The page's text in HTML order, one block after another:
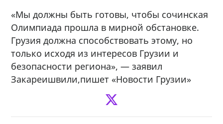
«Мы должны быть готовы, чтобы сочинская
Олимпиада прошла в мирной обстановке.
Грузия должна способствовать этому, но
только исходя из интересов Грузии и
безопасности региона», — заявил
Закареишвили,пишет «Новости Грузии»